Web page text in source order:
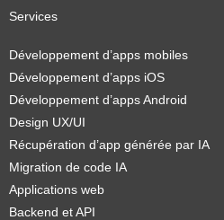
Services
Développement d’apps mobiles
Développement d’apps iOS
Développement d’apps Android
Design UX/UI
Récupération d’app générée par IA
Migration de code IA
Applications web
Backend et API